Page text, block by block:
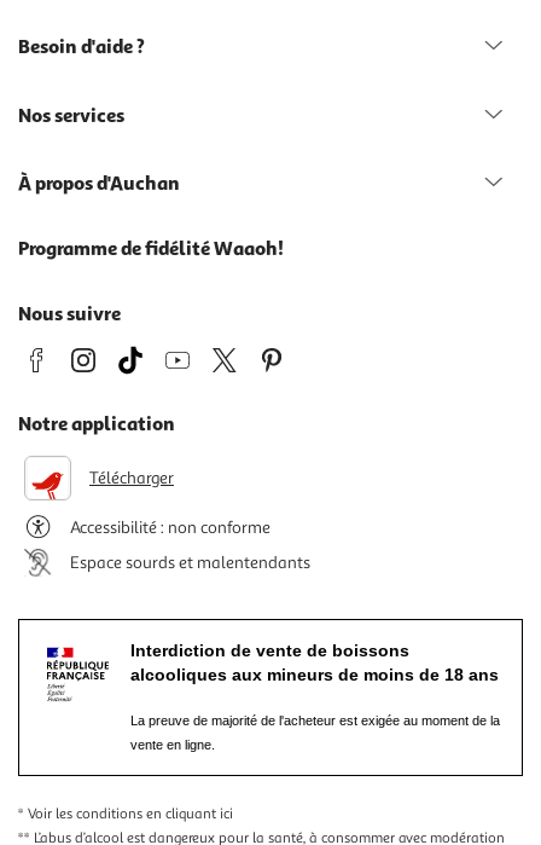
Besoin d'aide ?
Nos services
À propos d'Auchan
Programme de fidélité Waaoh!
Nous suivre
Notre application
Télécharger
Accessibilité : non conforme
Espace sourds et malentendants
Interdiction de vente de boissons
alcooliques aux mineurs de moins de 18 ans
La preuve de majorité de l'acheteur est exigée au moment de la
vente en ligne.
* Voir les conditions en cliquant ici
** L’abus d’alcool est dangereux pour la santé, à consommer avec modération